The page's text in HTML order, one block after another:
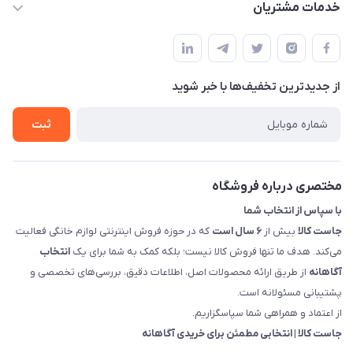
سمت چپ (فروشگاه صوتی عباسی) - "تحویل حضوری فقط با
هماهنگی"
حساب کاربری
تماس با ما
خدمات مشتریان
راهنما
پرسش های شما
شرایط و ضوابط گارانتی
روش های بازگرداندن کالا
از جدید‌ترین تخفیف‌ها با‌ خبر شوید
ثبت
مختصری درباره فروشگاه
با سپاس از انتخاب شما
جاست کالا بیش از ۶ سال است
که در حوزه فروش اینترنتی لوازم خانگی فعالیت
می‌کند. هدف ما تنها فروش کالا نیست؛ بلکه کمک به شما برای یک انتخاب
آگاهانه از طریق ارائه محصولات اصل، اطلاعات دقیق، بررسی‌های تخصصی و
پشتیبانی مسئولانه است.
از اعتماد و همراهی شما سپاسگزاریم.
جاست کالا | انتخابی مطمئن برای خریدی آگاهانه